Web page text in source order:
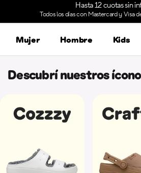
Hasta 12 cuotas sin
Todos los días con Mastercard y Visa
Mujer Hombre Kids
Descubrí nuestros